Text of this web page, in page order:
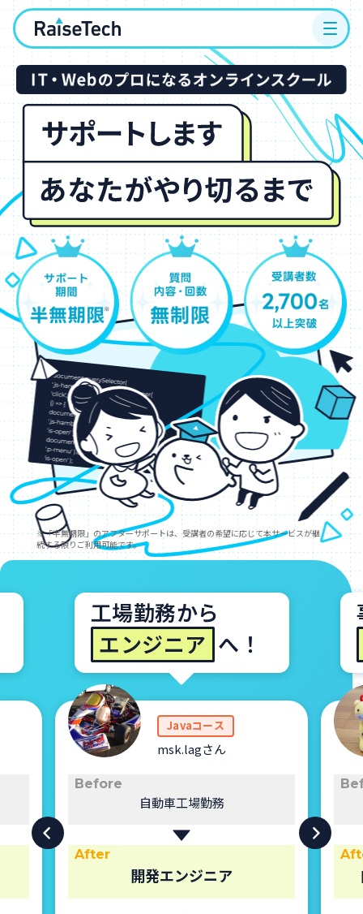
工場勤務から
エンジニア へ！
Javaコース
msk.lagさん
Before
自動車工場勤務
After
開発エンジニア